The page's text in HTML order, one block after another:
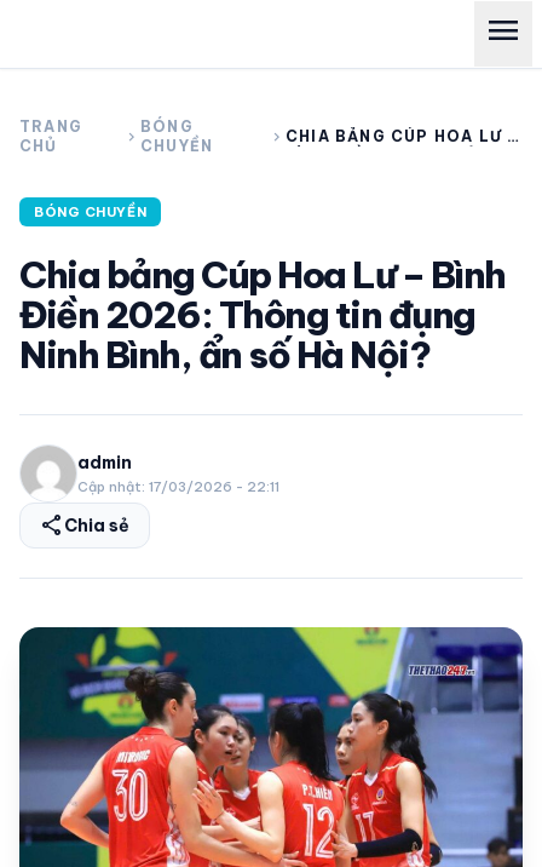
menu
search
CÁC GIẢI NGOẠI HẠNG
THỂ THAO TRONG NƯỚC expand_more
THỂ THAO
LỊCH THI ĐẤU
share mail © 2026 TT24H
TRANG
CHỦ
chevron_right
BÓNG
CHUYỀN
chevron_right CHIA BẢNG CÚP HOA LƯ –
BÓNG CHUYỀN
Chia bảng Cúp Hoa Lư – Bình
Điền 2026: Thông tin đụng
Ninh Bình, ẩn số Hà Nội?
admin
Cập nhật: 17/03/2026 - 22:11
share Chia sẻ